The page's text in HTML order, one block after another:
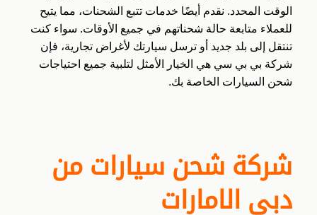
الوقت المحدد. نقدم أيضًا خدمات تتبع الشحنات، مما يتيح
للعملاء متابعة حالة شحناتهم في جميع الأوقات. سواء كنت
تنتقل إلى بلد جديد أو ترسل سيارتك لأغراض تجارية، فإن
شركة بي بي سي هي الخيار الأمثل لتلبية جميع احتياجات
شحن السيارات الخاصة بك.
شركة شحن سيارات من
دبي الامارات